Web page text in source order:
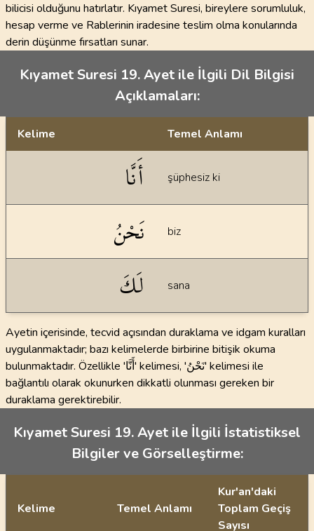
bilicisi olduğunu hatırlatır. Kıyamet Suresi, bireylere sorumluluk,
hesap verme ve Rablerinin iradesine teslim olma konularında
derin düşünme fırsatları sunar.
Kıyamet Suresi 19. Ayet ile İlgili Dil Bilgisi
Açıklamaları:
Kelime Temel Anlamı
أَنَّا şüphesiz ki
نَحْنُ biz
لَكَ sana
Ayetin içerisinde, tecvid açısından duraklama ve idgam kuralları
uygulanmaktadır; bazı kelimelerde birbirine bitişik okuma
bulunmaktadır. Özellikle 'أَنَّا' kelimesi, 'نَحْنُ' kelimesi ile
bağlantılı olarak okunurken dikkatli olunması gereken bir
duraklama gerektirebilir.
Kıyamet Suresi 19. Ayet ile İlgili İstatistiksel
Bilgiler ve Görselleştirme:
Kelime Temel Anlamı
Kur'an'daki
Toplam Geçiş
Sayısı